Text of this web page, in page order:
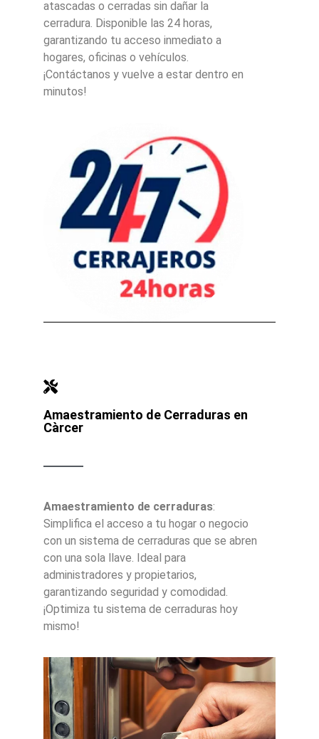
atascadas o cerradas sin dañar la
cerradura. Disponible las 24 horas,
garantizando tu acceso inmediato a
hogares, oficinas o vehículos.
¡Contáctanos y vuelve a estar dentro en
minutos!
Amaestramiento de Cerraduras en
Càrcer
Amaestramiento de cerraduras:
Simplifica el acceso a tu hogar o negocio
con un sistema de cerraduras que se abren
con una sola llave. Ideal para
administradores y propietarios,
garantizando seguridad y comodidad.
¡Optimiza tu sistema de cerraduras hoy
mismo!